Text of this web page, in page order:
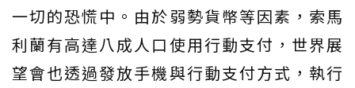
一切的恐慌中。由於弱勢貨幣等因素，索馬
利蘭有高達八成人口使用行動支付，世界展
望會也透過發放手機與行動支付方式，執行